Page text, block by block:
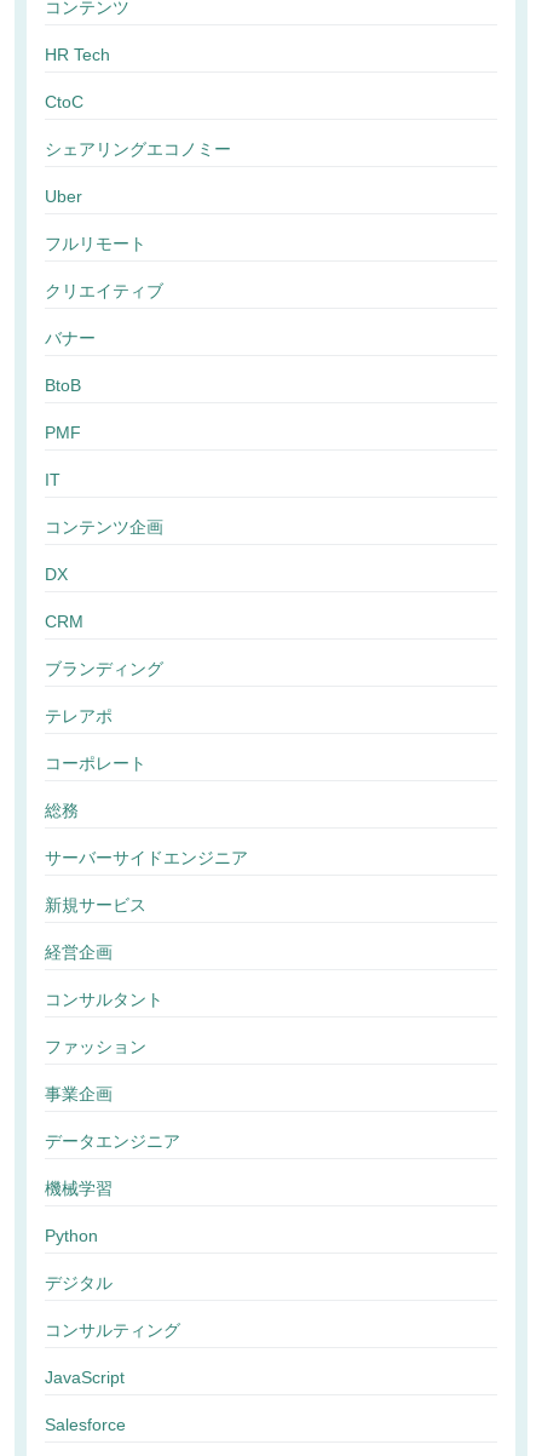
コンテンツ
HR Tech
CtoC
シェアリングエコノミー
Uber
フルリモート
クリエイティブ
バナー
BtoB
PMF
IT
コンテンツ企画
DX
CRM
ブランディング
テレアポ
コーポレート
総務
サーバーサイドエンジニア
新規サービス
経営企画
コンサルタント
ファッション
事業企画
データエンジニア
機械学習
Python
デジタル
コンサルティング
JavaScript
Salesforce